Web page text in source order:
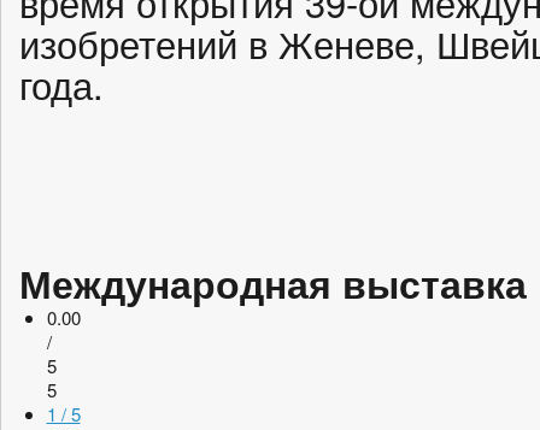
изобретений в Женеве,
года.
Международная выставка
0.00
/
5
5
1 / 5